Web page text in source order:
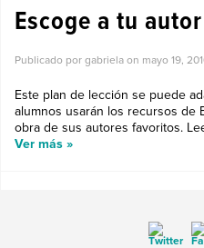
Escoge a tu
Publicado por gabriela on mayo 19,
Este plan de lección se puede
alumnos usarán los recursos de
obra de sus autores favoritos.
Ver más »